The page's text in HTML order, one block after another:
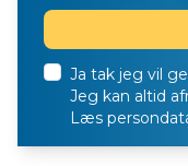
Ja tak jeg vil
Jeg kan altid
Læs